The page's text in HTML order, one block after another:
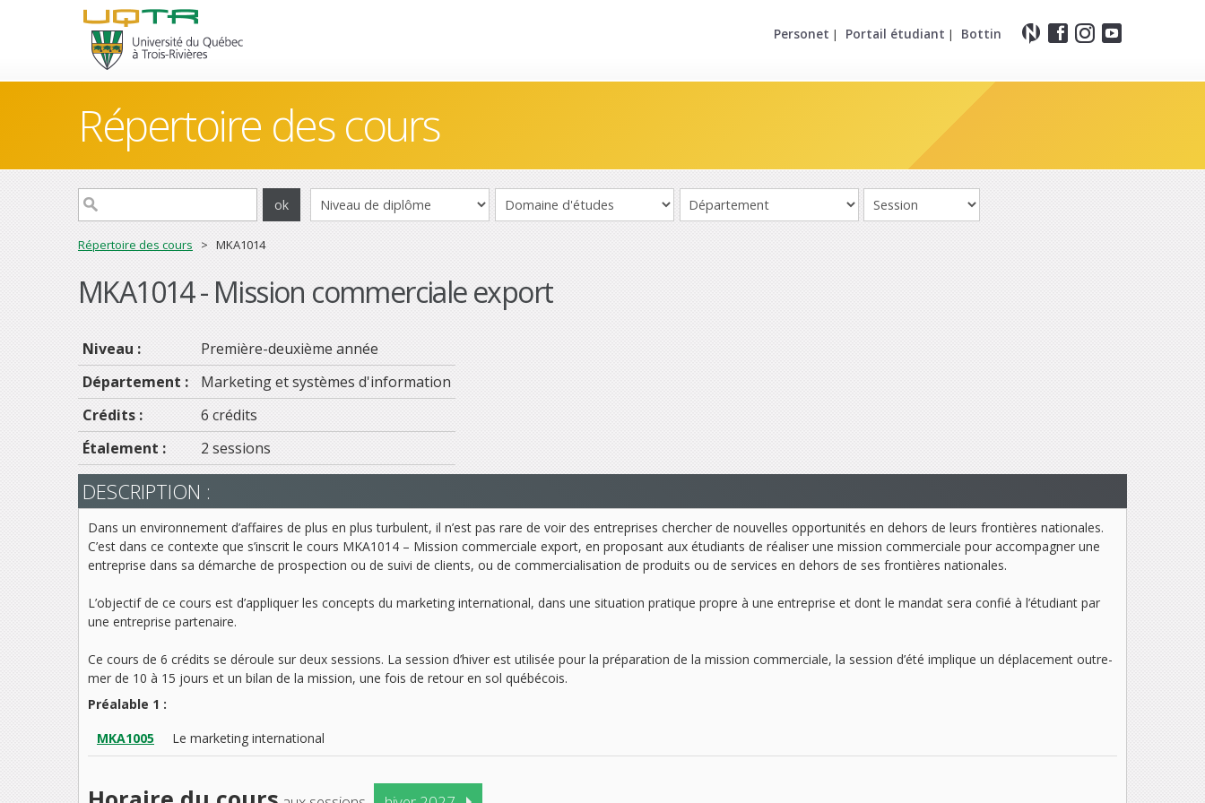
Personet | Portail étudiant | Bottin
Répertoire des cours
Répertoire des cours > MKA1014
MKA1014 - Mission commerciale export
Niveau :
Première-deuxième année
Département :
Marketing et systèmes d'information
Crédits :
6 crédits
Étalement :
2 sessions
DESCRIPTION :
Dans un environnement d’affaires de plus en plus turbulent, il n’est pas rare de voir des entreprises chercher de nouvelles opportunités en dehors de leurs frontières nationales.
C’est dans ce contexte que s’inscrit le cours MKA1014 – Mission commerciale export, en proposant aux étudiants de réaliser une mission commerciale pour accompagner une
entreprise dans sa démarche de prospection ou de suivi de clients, ou de commercialisation de produits ou de services en dehors de ses frontières nationales.
L’objectif de ce cours est d’appliquer les concepts du marketing international, dans une situation pratique propre à une entreprise et dont le mandat sera confié à l’étudiant par
une entreprise partenaire.
Ce cours de 6 crédits se déroule sur deux sessions. La session d’hiver est utilisée pour la préparation de la mission commerciale, la session d’été implique un déplacement outre-
mer de 10 à 15 jours et un bilan de la mission, une fois de retour en sol québécois.
Préalable 1 :
MKA1005
Le marketing international